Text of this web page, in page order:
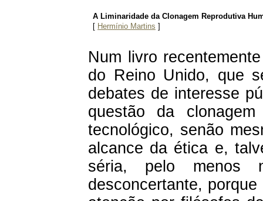
A Liminaridade da Clonagem Reprodutiva
[ Hermínio Martins ]
Num livro
do Reino Unido, que
debates de interesse
questão da
tecnológico, senão
alcance da ética e,
séria, pelo menos
desconcertante,